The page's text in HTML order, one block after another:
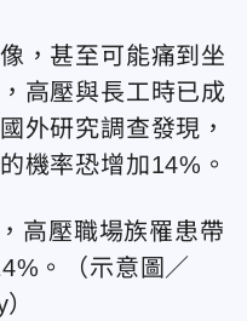
，甚至可能痛到坐
高壓與長工時已成
外研究調查發現，
機率恐增加14%。